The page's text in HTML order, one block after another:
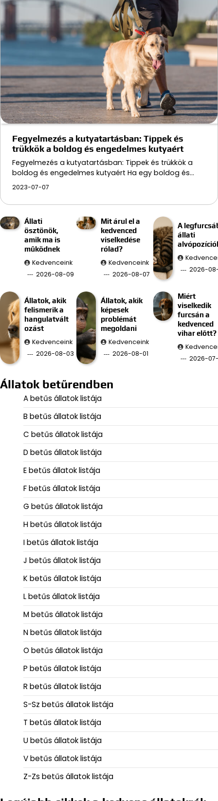
Fegyelmezés a kutyatartásban: Tippek és
trükkök a boldog és engedelmes kutyaért
Fegyelmezés a kutyatartásban: Tippek és trükkök a
boldog és engedelmes kutyaért Ha egy boldog és…
2023-07-07
Állati
ösztönök,
amik ma is
működnek
Kedvenceink
2026-08-09
Mit árul el a
kedvenced
viselkedése
rólad?
Kedvenceink
2026-08-07
A
állati
2026-
Állatok, akik
felismerik a
hangulatvált
ozást
Kedvenceink
2026-08-03
Állatok, akik
képesek
problémát
megoldani
Kedvenceink
2026-08-01
Miért
viselkedik
furcsán a
kedvenced
vihar előtt?
2026-
Állatok betűrendben
A betűs állatok listája
B betűs állatok listája
C betűs állatok listája
D betűs állatok listája
E betűs állatok listája
F betűs állatok listája
G betűs állatok listája
H betűs állatok listája
I betűs állatok listája
J betűs állatok listája
K betűs állatok listája
L betűs állatok listája
M betűs állatok listája
N betűs állatok listája
O betűs állatok listája
P betűs állatok listája
R betűs állatok listája
S-Sz betűs állatok listája
T betűs állatok listája
U betűs állatok listája
V betűs állatok listája
Z-Zs betűs állatok listája